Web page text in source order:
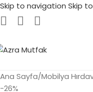
Skip to navigation Skip
Ana Sayfa/Mobilya
-26%